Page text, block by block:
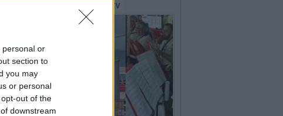
personal or
section to
you may
or personal
out of the
downstream
WebTV